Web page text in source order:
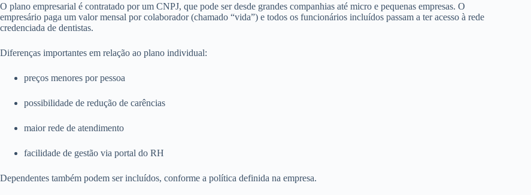
O plano empresarial é contratado por um CNPJ, que pode ser desde grandes companhias até micro e pequenas empresas. O
empresário paga um valor mensal por colaborador (chamado “vida”) e todos os funcionários incluídos passam a ter acesso à rede
credenciada de dentistas.
Diferenças importantes em relação ao plano individual:
preços menores por pessoa
possibilidade de redução de carências
maior rede de atendimento
facilidade de gestão via portal do RH
Dependentes também podem ser incluídos, conforme a política definida na empresa.